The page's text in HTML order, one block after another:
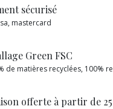
sécurisé
mastercard
Green FSC
de matières recyclées, 100%
offerte à partir de